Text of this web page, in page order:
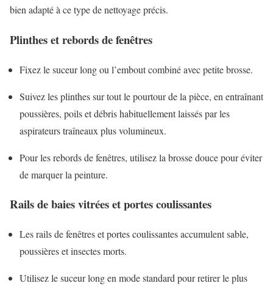
bien adapté à ce type de nettoyage précis.
Plinthes et rebords de fenêtres
Fixez le suceur long ou l’embout combiné avec petite brosse.
Suivez les plinthes sur tout le pourtour de la pièce, en entraînant
poussières, poils et débris habituellement laissés par les
aspirateurs traîneaux plus volumineux.
Pour les rebords de fenêtres, utilisez la brosse douce pour éviter
de marquer la peinture.
Rails de baies vitrées et portes coulissantes
Les rails de fenêtres et portes coulissantes accumulent sable,
poussières et insectes morts.
Utilisez le suceur long en mode standard pour retirer le plus